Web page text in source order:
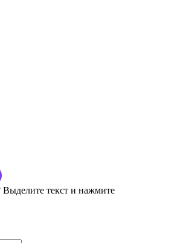
Выделите текст и нажмите